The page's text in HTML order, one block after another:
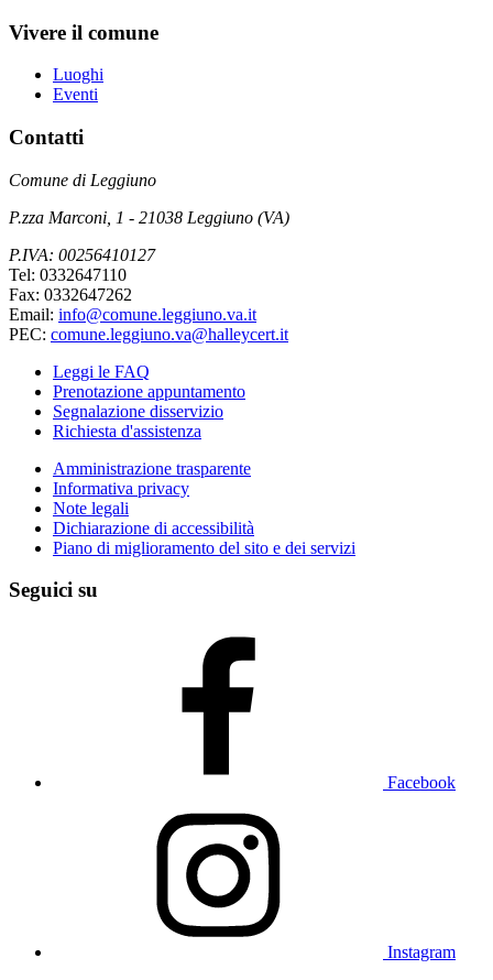
Vivere il comune
Luoghi
Eventi
Contatti
Comune di Leggiuno
P.zza Marconi, 1 - 21038 Leggiuno (VA)
P.IVA: 00256410127
Tel: 0332647110
Fax: 0332647262
Email: info@comune.leggiuno.va.it
PEC: comune.leggiuno.va@halleycert.it
Leggi le FAQ
Prenotazione appuntamento
Segnalazione disservizio
Richiesta d'assistenza
Amministrazione trasparente
Informativa privacy
Note legali
Dichiarazione di accessibilità
Piano di miglioramento del sito e dei servizi
Seguici su
Facebook
Instagram